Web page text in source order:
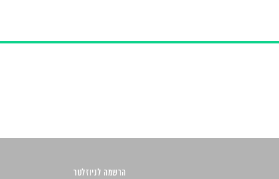
הרשמה לניוזלטר